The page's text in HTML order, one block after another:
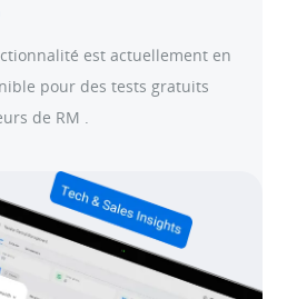
est actuellement en
pour des tests gratuits
de RM .